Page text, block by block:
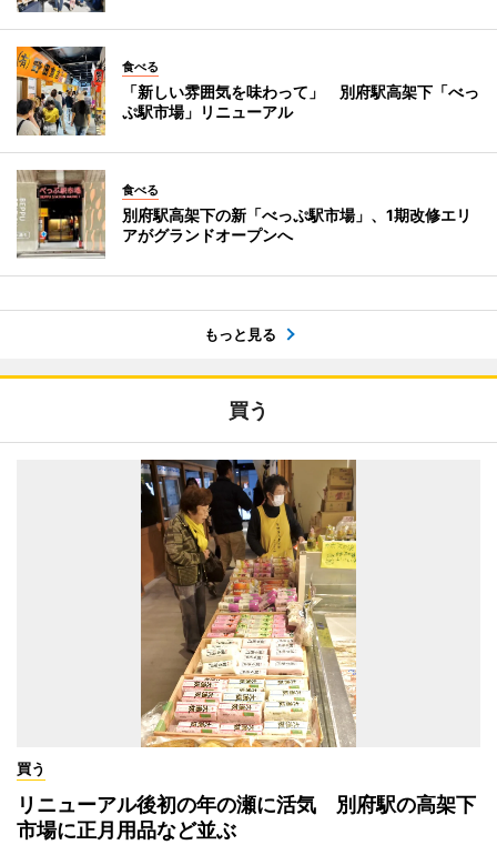
食べる
「新しい雰囲気を味わって」 別府駅高架下「べっ
ぷ駅市場」リニューアル
食べる
別府駅高架下の新「べっぷ駅市場」、1期改修エリ
アがグランドオープンへ
もっと見る
買う
買う
リニューアル後初の年の瀬に活気 別府駅の高架下
市場に正月用品など並ぶ